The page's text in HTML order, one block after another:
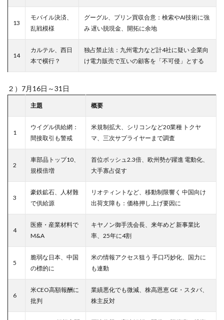
13
モバイル決済、
乱戦模様
グーグル、プリン買収合意：検索やAI技術に強
み 遅い脱現金、開拓に余地
14
カルテル、西日
本で横行？
独占禁止法：九州電力など計4社に疑い 企業向
け電力販売で互いの顧客を「不可侵」とする
２）7月16日～31日
主題 概要
1
ウイグル供給網：
間接取引も警戒
米規制拡大、シリコンなど20業種 トクヤ
マ、三次サプライヤーまで調査
2
車部品トップ10、
規模倍増
首位ボッシュ2.3倍、欧州勢が躍進 電動化、
大手寡占促す
3
豪鉄鉱石、人材難
で供給源
リオティントなど、移動制限響く 中国向け
出荷支障も：価格押し上げ要因に
4
医療・産業材料で
M&A
キヤノン御手洗会長、来年めど 新事業比
率、25年に4割
5
脆弱な日本、中国
の標的に
米の情報アクセス狙う 手口巧妙化、国力に
も連動
6
米CEO高額報酬に
批判
業績悪化でも微減、株高恩恵 GE・スタバ、
株主反対